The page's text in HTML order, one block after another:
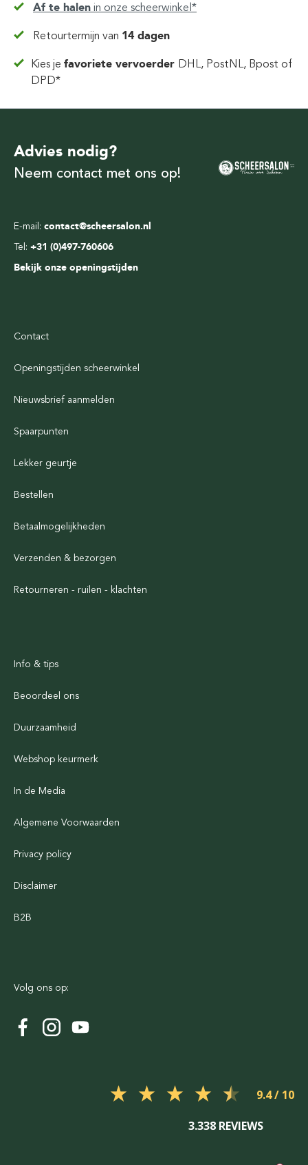
Af te halen in onze scheerwinkel*
Retourtermijn van 14 dagen
Kies jefavoriete vervoerder DHL, PostNL, Bpost of
DPD*
E-mail: contact@scheersalon.nl
Tel: +31 (0)497-760606
Bekijk onze openingstijden
Advies nodig?
Neem contact met ons op!
Contact
Openingstijden scheerwinkel
Nieuwsbrief aanmelden
Spaarpunten
Lekker geurtje
Bestellen
Betaalmogelijkheden
Verzenden & bezorgen
Retourneren - ruilen - klachten
Info & tips
Beoordeel ons
Duurzaamheid
Webshop keurmerk
In de Media
Algemene Voorwaarden
Privacy policy
Disclaimer
B2B
Volg ons op:
9.4
3.338 REVIEWS